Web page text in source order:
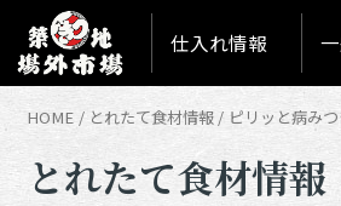
仕入れ情報
HOME とれたて食材情報
とれたて食材情報